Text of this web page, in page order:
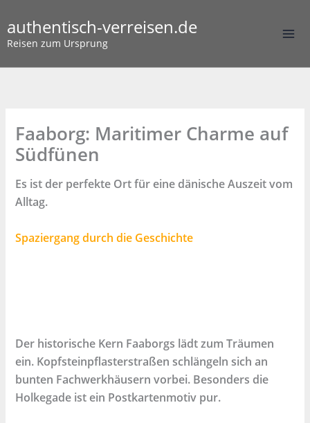
Inhalt
springen
authentisch-verreisen.de
Reisen zum Ursprung
Faaborg: Maritimer Charme auf
Südfünen
Es ist der perfekte Ort für eine dänische Auszeit vom
Alltag.
Spaziergang durch die Geschichte
Der historische Kern Faaborgs lädt zum Träumen
ein. Kopfsteinpflasterstraßen schlängeln sich an
bunten Fachwerkhäusern vorbei. Besonders die
Holkegade ist ein Postkartenmotiv pur.